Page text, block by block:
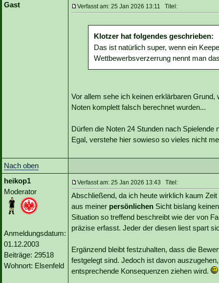
Gast
Verfasst am: 25 Jan 2026 13:11 Titel:
Klotzer hat folgendes geschrieben:
Das ist natürlich super, wenn ein
Wettbewerbsverzerrung nennt man
Vor allem sehe ich keinen erklärbaren
Noten komplett falsch berechnet wurden...
Dürfen die Noten 24 Stunden nach
Egal, verstehe hier sowieso so vieles nicht
Nach oben
heikop1
Moderator
Anmeldungsdatum:
01.12.2003
Beiträge: 29518
Wohnort: Elsenfeld
Verfasst am: 25 Jan 2026 13:43 Titel:
Abschließend, da ich heute wirklich kaum
aus meiner persönlichen Sicht bislang
Situation so treffend beschreibt wie der von
präzise erfasst. Jeder der diesen liest spart
Ergänzend bleibt festzuhalten, dass die
festgelegt sind. Jedoch ist davon
entsprechende Konsequenzen ziehen wird.